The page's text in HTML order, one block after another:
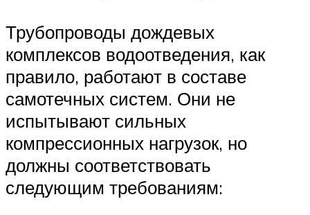
Трубопроводы дождевых
комплексов водоотведения, как
правило, работают в составе
самотечных систем. Они не
испытывают сильных
компрессионных нагрузок, но
должны соответствовать
следующим требованиям: